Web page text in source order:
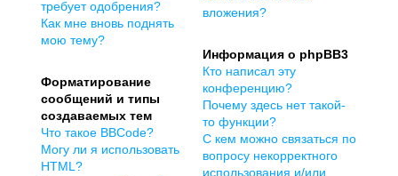
требует одобрения?
Как мне вновь поднять
мою тему?
Форматирование
сообщений и типы
создаваемых тем
Что такое BBCode?
Могу ли я использовать
HTML?
вложения?
Информация о phpBB3
Кто написал эту
конференцию?
Почему здесь нет такой-
то функции?
С кем можно связаться по
вопросу некорректного
использования и/или